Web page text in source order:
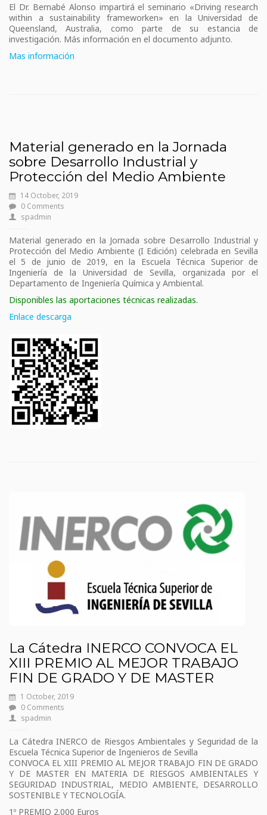
El Dr. Bernabé Alonso impartirá el seminario «Driving research
within a sustainability frameworken» en la Universidad de
Queensland, Australia, como parte de su estancia de
investigación. Más información en el documento adjunto.
Mas información
Material generado en la Jornada
sobre Desarrollo Industrial y
Protección del Medio Ambiente
14 October, 2019
0 Comments
spadmin
Material generado en la Jornada sobre Desarrollo Industrial y
Protección del Medio Ambiente (I Edición) celebrada en Sevilla
el 5 de junio de 2019, en la Escuela Técnica Superior de
Ingeniería de la Universidad de Sevilla, organizada por el
Departamento de Ingeniería Química y Ambiental.
Disponibles las aportaciones técnicas realizadas.
Enlace descarga
La Cátedra INERCO CONVOCA EL
XIII PREMIO AL MEJOR TRABAJO
FIN DE GRADO Y DE MASTER
1 October, 2019
0 Comments
spadmin
La Cátedra INERCO de Riesgos Ambientales y Seguridad de la
Escuela Técnica Superior de Ingenieros de Sevilla
CONVOCA EL XIII PREMIO AL MEJOR TRABAJO FIN DE GRADO
Y DE MASTER EN MATERIA DE RIESGOS AMBIENTALES Y
SEGURIDAD INDUSTRIAL, MEDIO AMBIENTE, DESARROLLO
SOSTENIBLE Y TECNOLOGÍA.
1º PREMIO 2.000 Euros